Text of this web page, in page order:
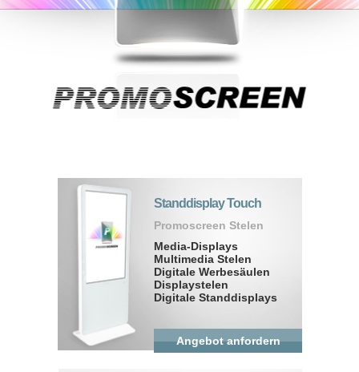
Standdisplay Touch
Promoscreen Stelen
Media-Displays
Multimedia Stelen
Digitale Werbesäulen
Displaystelen
Digitale Standdisplays
Angebot anfordern